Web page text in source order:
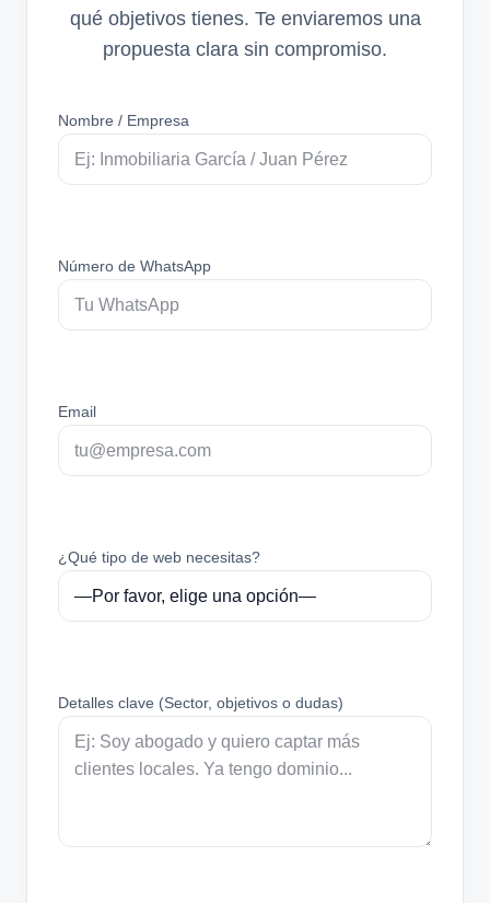
qué objetivos tienes. Te enviaremos una
propuesta clara sin compromiso.
Nombre / Empresa
Número de WhatsApp
Email
¿Qué tipo de web necesitas?
Detalles clave (Sector, objetivos o dudas)